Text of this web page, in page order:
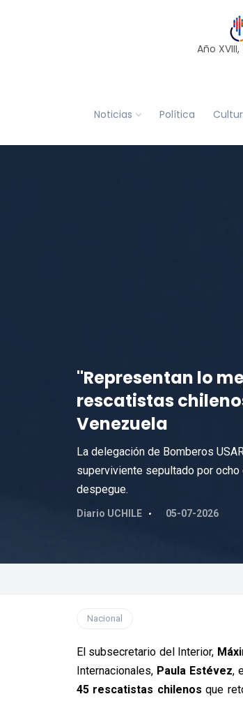
Año
Noticias Política
"Representan lo
rescatistas
Venezuela
La delegación de Bomberos
superviviente sepultado por
despegue.
Diario UCHILE 05-07-2026
Nacional
El subsecretario del Interior,
Internacionales, Paula Estévez,
45 rescatistas chilenos que